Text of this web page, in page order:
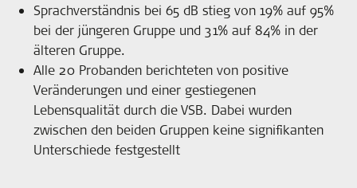
Sprachverständnis bei 65 dB stieg von 19% auf 95%
bei der jüngeren Gruppe und 31% auf 84% in der
älteren Gruppe.
Alle 20 Probanden berichteten von positive
Veränderungen und einer gestiegenen
Lebensqualität durch die VSB. Dabei wurden
zwischen den beiden Gruppen keine signifikanten
Unterschiede festgestellt